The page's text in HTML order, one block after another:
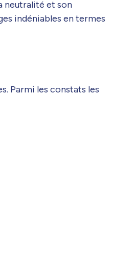
neutralité et son
indéniables en termes
Parmi les constats les